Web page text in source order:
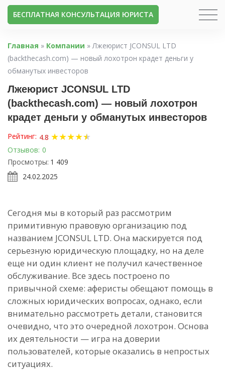
БЕСПЛАТНАЯ КОНСУЛЬТАЦИЯ ЮРИСТА
Главная » Компании »Лжеюрист JCONSUL LTD
(backthecash.com) — новый лохотрон крадет деньги у
обманутых инвесторов
Лжеюрист JCONSUL LTD
(backthecash.com) — новый лохотрон
крадет деньги у обманутых инвесторов
Рейтинг: 4.8 ★★★★★
★
Отзывов: 0
Просмотры: 1 409
24.02.2025
Сегодня мы в который раз рассмотрим
примитивную правовую организацию под
названием JCONSUL LTD. Она маскируется под
серьезную юридическую площадку, но на деле
еще ни один клиент не получил качественное
обслуживание. Все здесь построено по
привычной схеме: аферисты обещают помощь в
сложных юридических вопросах, однако, если
внимательно рассмотреть детали, становится
очевидно, что это очередной лохотрон. Основа
их деятельности — игра на доверии
пользователей, которые оказались в непростых
ситуациях.